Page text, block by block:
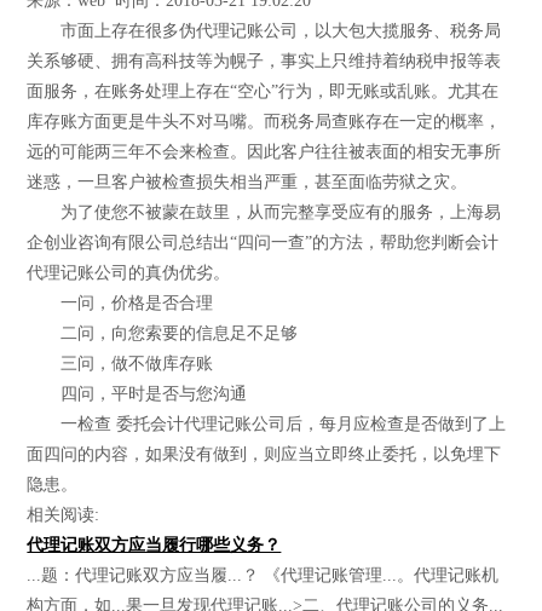
市面上存在很多伪代理记账公司，以大包大揽服务、税务局
关系够硬、拥有高科技等为幌子，事实上只维持着纳税申报等表
面服务，在账务处理上存在“空心”行为，即无账或乱账。尤其在
库存账方面更是牛头不对马嘴。而税务局查账存在一定的概率，
远的可能两三年不会来检查。因此客户往往被表面的相安无事所
迷惑，一旦客户被检查损失相当严重，甚至面临劳狱之灾。
为了使您不被蒙在鼓里，从而完整享受应有的服务，上海易
企创业咨询有限公司总结出“四问一查”的方法，帮助您判断会计
代理记账公司的真伪优劣。
一问，价格是否合理
二问，向您索要的信息足不足够
三问，做不做库存账
四问，平时是否与您沟通
一检查 委托会计代理记账公司后，每月应检查是否做到了上
面四问的内容，如果没有做到，则应当立即终止委托，以免埋下
隐患。
相关阅读:
代理记账双方应当履行哪些义务？
...题：代理记账双方应当履...？ 《代理记账管理...。代理记账机
构方面，如...果一旦发现代理记账...>二、代理记账公司的义务...